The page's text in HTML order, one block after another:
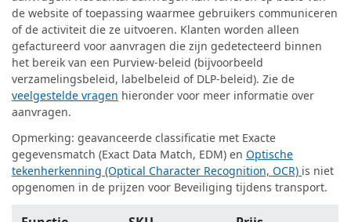
de website of toepassing waarmee gebruikers communiceren
of de activiteit die ze uitvoeren. Klanten worden alleen
gefactureerd voor aanvragen die zijn gedetecteerd binnen
het bereik van een Purview-beleid (bijvoorbeeld
verzamelingsbeleid, labelbeleid of DLP-beleid). Zie de
veelgestelde vragen hieronder voor meer informatie over
aanvragen.
Opmerking: geavanceerde classificatie met Exacte
gegevensmatch (Exact Data Match, EDM) en Optische
tekenherkenning (Optical Character Recognition, OCR) is niet
opgenomen in de prijzen voor Beveiliging tijdens transport.